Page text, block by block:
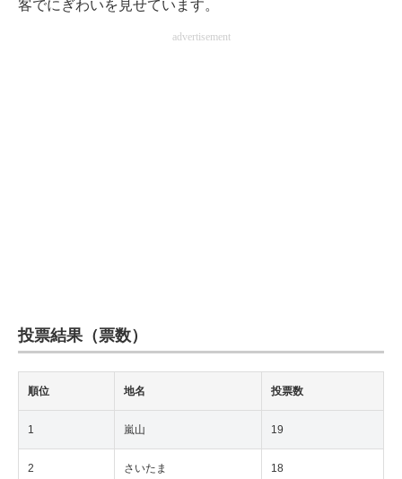
客でにぎわいを見せています。
advertisement
投票結果（票数）
順位 地名 投票数
1 嵐山 19
2 さいたま 18